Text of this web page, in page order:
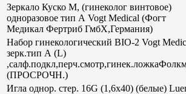
Зеркало Куско М, (гинеколог винтовое)
одноразовое тип А Vogt Medical (Фогт
Медикал Фертриб ГмбХ,Германия)
Набор гинекологический BIO-2 Vogt
зерк.тип А (L)
(ПРОСРОЧН.)
Игла однор. стер. 16G (1,6х40) (белые)